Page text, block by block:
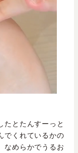
たとたんすーっと
でくれているかの
なめらかでうるお